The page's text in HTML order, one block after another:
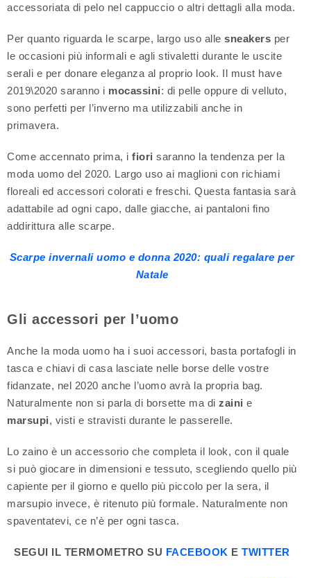
accessoriata di pelo nel cappuccio o altri dettagli alla moda.
Per quanto riguarda le scarpe, largo uso alle sneakers per
le occasioni più informali e agli stivaletti durante le uscite
serali e per donare eleganza al proprio look. Il must have
2019\2020 saranno i mocassini: di pelle oppure di velluto,
sono perfetti per l’inverno ma utilizzabili anche in
primavera.
Come accennato prima, i fiori saranno la tendenza per la
moda uomo del 2020. Largo uso ai maglioni con richiami
floreali ed accessori colorati e freschi. Questa fantasia sarà
adattabile ad ogni capo, dalle giacche, ai pantaloni fino
addirittura alle scarpe.
Scarpe invernali uomo e donna 2020: quali regalare per
Natale
Gli accessori per l’uomo
Anche la moda uomo ha i suoi accessori, basta portafogli in
tasca e chiavi di casa lasciate nelle borse delle vostre
fidanzate, nel 2020 anche l’uomo avrà la propria bag.
Naturalmente non si parla di borsette ma di zaini e
marsupi, visti e stravisti durante le passerelle.
Lo zaino è un accessorio che completa il look, con il quale
si può giocare in dimensioni e tessuto, scegliendo quello più
capiente per il giorno e quello più piccolo per la sera, il
marsupio invece, è ritenuto più formale. Naturalmente non
spaventatevi, ce n’è per ogni tasca.
SEGUI IL TERMOMETRO SU FACEBOOK ETWITTER